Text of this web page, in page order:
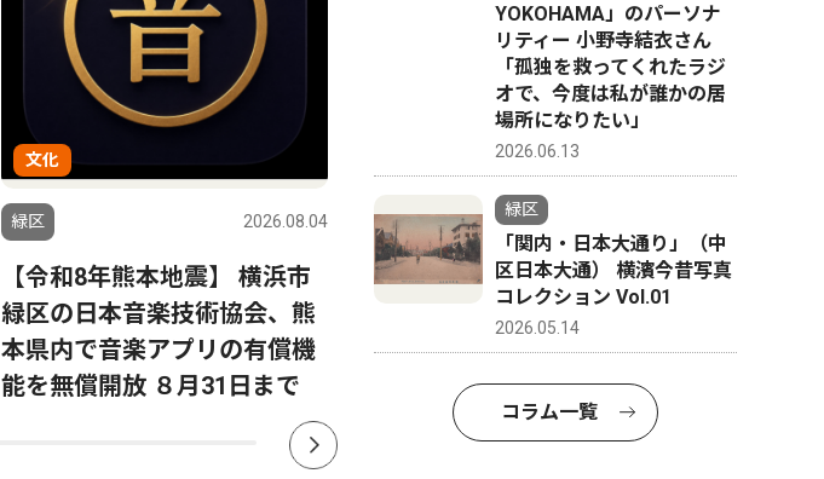
文化
緑区 2026.08.04
【令和8年熊本地震】 横浜市
緑区の日本音楽技術協会、熊
本県内で音楽アプリの有償機
能を無償開放 ８月31日まで
緑区
中山商店街協同組合 雨上が
りに響く盆踊り やぐら囲み
笑顔の輪
玄海田
で環境守
YOKOHAMA」のパーソナ
リティー 小野寺結衣さん
「孤独を救ってくれたラジ
オで、今度は私が誰かの居
場所になりたい」
2026.06.13
緑区
「関内・日本大通り」（中
区日本大通） 横濱今昔写真
コレクション Vol.01
2026.05.14
コラム一覧